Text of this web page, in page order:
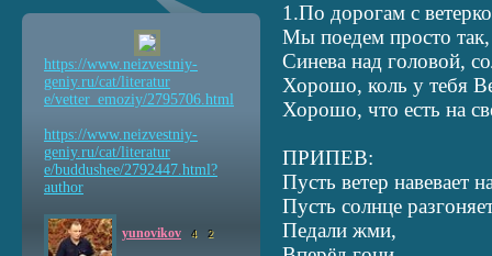
pause
1.По дорогам с
Мы поедем просто
Синева над головой,
Хорошо, коль у тебя
Хорошо, что есть на
ПРИПЕВ:
Пусть ветер навевает
Пусть солнце
Педали жми,
https://www.neizvestniy-
geniy.ru/cat/literatur
e/vetter_emoziy/2795706.html
https://www.neizvestniy-
geniy.ru/cat/literatur
e/buddushee/2792447.html?
author
yunovikov 4 2